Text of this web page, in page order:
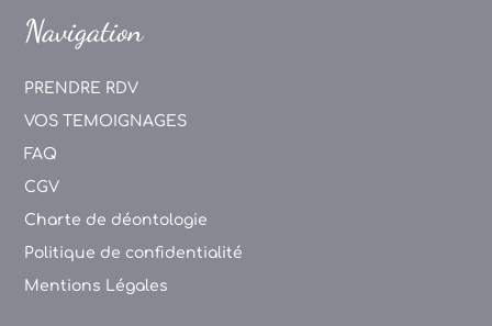
Navigation
PRENDRE RDV
VOS TEMOIGNAGES
FAQ
CGV
Charte de déontologie
Politique de confidentialité
Mentions Légales